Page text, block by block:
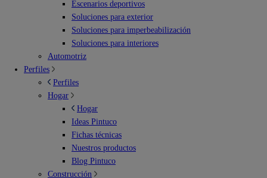
Escenarios deportivos
Soluciones para exterior
Soluciones para imperbeabilización
Soluciones para interiores
Automotriz
Perfiles
Perfiles
Hogar
Hogar
Ideas Pintuco
Fichas técnicas
Nuestros productos
Blog Pintuco
Construcción